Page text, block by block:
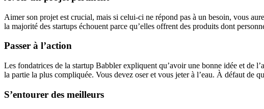
Aimer son projet est crucial, mais si celui-ci ne répond pas à un besoin, vous
la majorité des startups échouent parce qu’elles offrent des produits dont
Passer à l’action
Les fondatrices de la startup Babbler expliquent qu’avoir une bonne idée et de
la partie la plus compliquée. Vous devez oser et vous jeter à l’eau. À défaut de
S’entourer des meilleurs